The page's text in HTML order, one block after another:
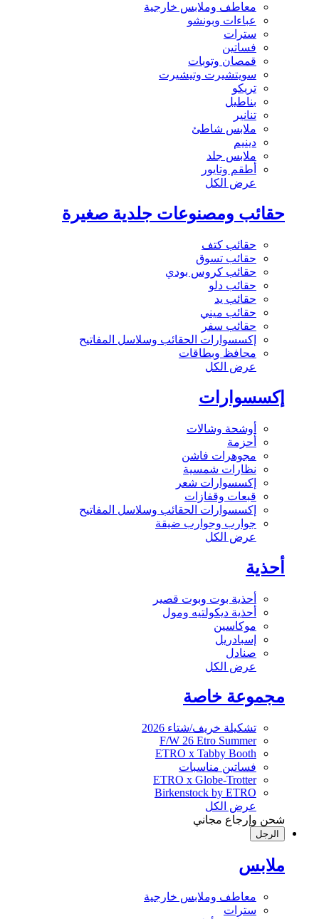
معاطف وملابس خارجية
عباءات وبونشو
سترات
فساتين
قمصان وتوبات
سويتشيرت وتيشيرت
تريكو
بناطيل
تنانير
ملابس شاطئ
دينيم
ملابس جلد
أطقم وتايور
عرض الكل
حقائب ومصنوعات جلدية صغيرة
حقائب كتف
حقائب تسوق
حقائب كروس بودي
حقائب دلو
حقائب يد
حقائب ميني
حقائب سفر
إكسسوارات الحقائب وسلاسل المفاتيح
محافظ وبطاقات
عرض الكل
إكسسوارات
أوشحة وشالات
أحزمة
مجوهرات فاشن
نظارات شمسية
إكسسوارات شعر
قبعات وقفازات
إكسسوارات الحقائب وسلاسل المفاتيح
جوارب وجوارب ضيقة
عرض الكل
أحذية
أحذية بوت وبوت قصير
أحذية ديكولتيه ومول
موكاسين
إسبادريل
صنادل
عرض الكل
مجموعة خاصة
تشكيلة خريف/شتاء 2026
F/W 26 Etro Summer
ETRO x Tabby Booth
فساتين مناسبات
ETRO x Globe-Trotter
Birkenstock by ETRO
عرض الكل
شحن وإرجاع مجاني
الرجل
ملابس
معاطف وملابس خارجية
سترات